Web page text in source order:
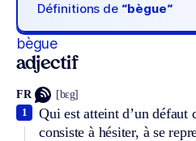
Définitions de “bègue“
bègue
adjectif
FR [bɛg]
Qui est atteint d’un défaut
consiste à hésiter, à se
1